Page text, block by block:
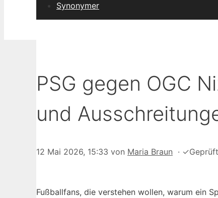
Synonymer
PSG gegen OGC
und
12 Mai 2026, 15:33 von Maria Braun · ✓
Fußballfans, die verstehen wollen, warum ein